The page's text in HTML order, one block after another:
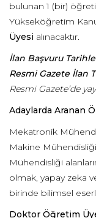
bulunan 1 (bir)
Yükseköğretim
Üyesi alınacaktır.
İlan Başvuru
Resmi Gazete İlan
Resmi Gazete’de
Adaylarda Aranan
Mekatronik
Makine
Mühendisliği
olmak, yapay zeka
birinde bilimsel
Doktor Öğretim